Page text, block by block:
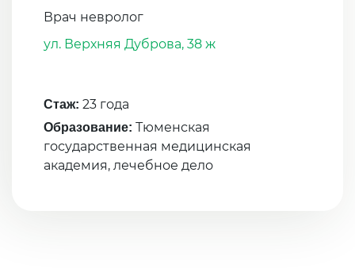
Врач невролог
ул. Верхняя Дуброва, 38 ж
Стаж: 23 года
Образование: Тюменская
государственная медицинская
академия, лечебное дело